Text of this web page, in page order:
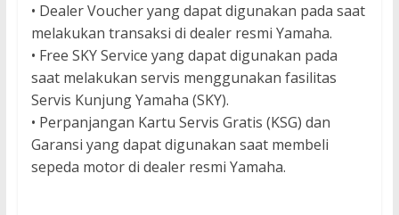
• Dealer Voucher yang dapat digunakan pada saat
melakukan transaksi di dealer resmi Yamaha.
• Free SKY Service yang dapat digunakan pada
saat melakukan servis menggunakan fasilitas
Servis Kunjung Yamaha (SKY).
• Perpanjangan Kartu Servis Gratis (KSG) dan
Garansi yang dapat digunakan saat membeli
sepeda motor di dealer resmi Yamaha.